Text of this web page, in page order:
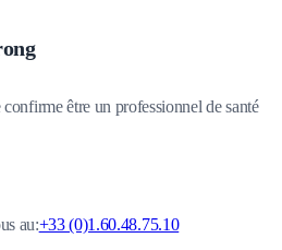
être un professionnel de santé
au:+33 (0)1.60.48.75.10